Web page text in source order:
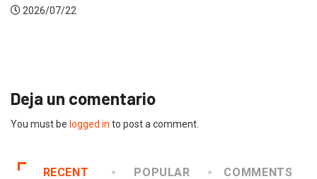
Deja un comentario
You must be logged in to post a comment.
RECENT POPULAR COMMENTS